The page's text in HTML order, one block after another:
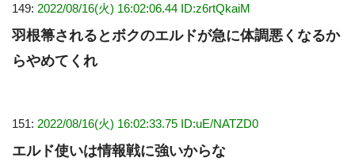
149: 2022/08/16(火) 16:02:06.44 ID:z6rtQkaiM
羽根箒されるとボクのエルドが急に体調悪くなるか
らやめてくれ
151: 2022/08/16(火) 16:02:33.75 ID:uE/NATZD0
エルド使いは情報戦に強いからな